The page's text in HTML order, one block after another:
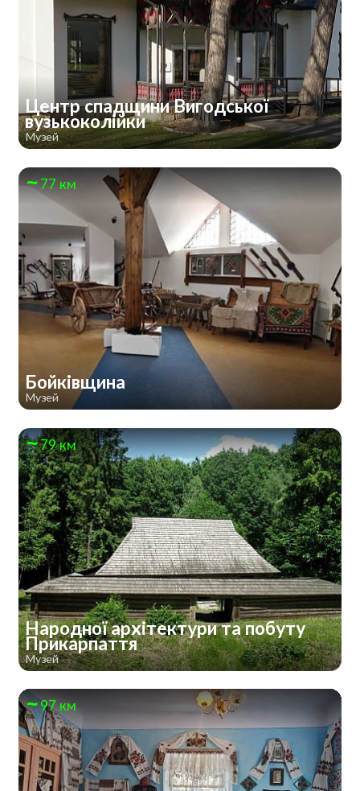
Центр спадщини Вигодської
вузькоколійки
Музей
77 км
Бойківщина
Музей
79 км
Народної архітектури та побуту
Прикарпаття
Музей
97 км